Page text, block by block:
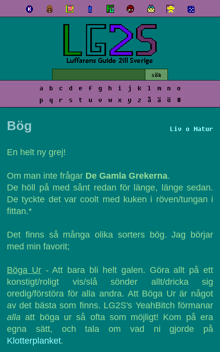
a b c d e f g h i j k l m n
o
p
q r s t u v w x y z å ä ö #
Liv o Natur
Bög
En helt ny grej!
Om man inte frågar De Gamla Grekerna.
De höll på med sånt redan för länge, länge sedan.
De tyckte det var coolt med kuken i röven/tungan i
fittan.*
Det finns så många olika sorters bög. Jag börjar
med min favorit;
Böga Ur- Att bara bli helt galen. Göra allt på ett
konstigt/roligt vis/slå sönder allt/dricka sig
oredig/förstöra för alla andra. Att Böga Ur är något
av det bästa som finns. LG2S's YeahBitch förmanar
alla att böga ur så ofta som möjligt! Kom på era
egna sätt, och tala om vad ni gjorde på
Klotterplanket.